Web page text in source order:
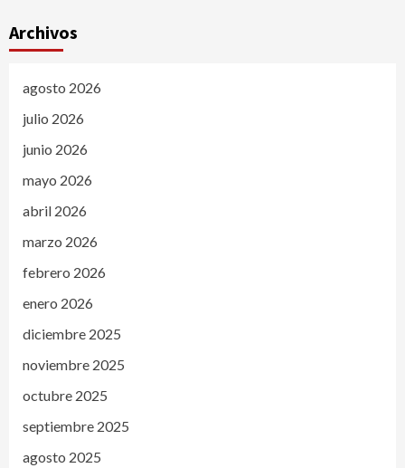
Archivos
agosto 2026
julio 2026
junio 2026
mayo 2026
abril 2026
marzo 2026
febrero 2026
enero 2026
diciembre 2025
noviembre 2025
octubre 2025
septiembre 2025
agosto 2025